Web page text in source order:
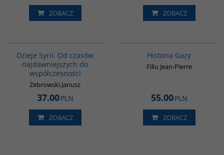
ZOBACZ ZOBACZ
Dzieje Syrii. Od czasów
najdawniejszych do
współczesności
Żebrowski Janusz
37.00PLN
ZOBACZ
Historia Gazy
Filiu Jean-Pierre
55.00PLN
ZOBACZ